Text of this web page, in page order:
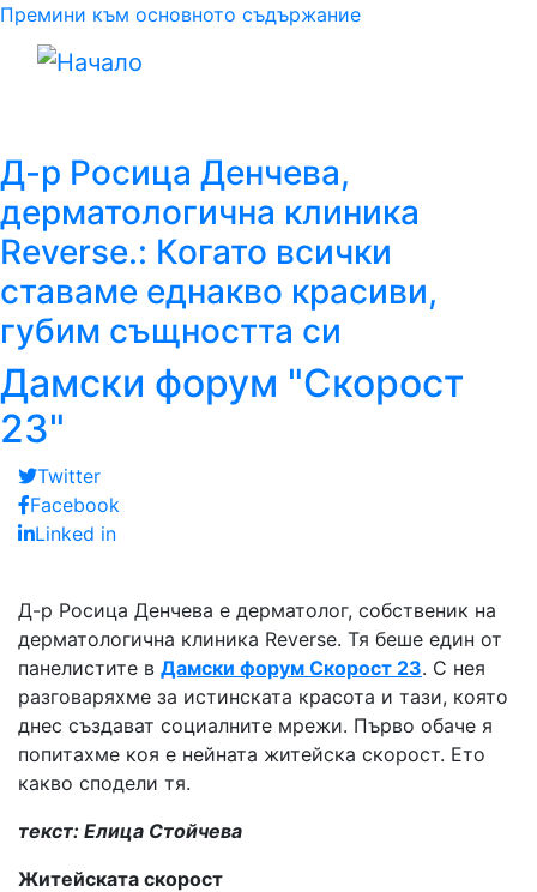
Премини към основното съдържание
Д-р Росица Денчева,
дерматологична клиника
Reverse.: Когато всички
ставаме еднакво красиви,
губим същността си
Дамски форум "Скорост
23"
Twitter
Facebook
Linked in
Д-р Росица Денчева е дерматолог, собственик на
дерматологична клиника Reverse. Тя беше един от
панелистите в Дамски форум Скорост 23. С нея
разговаряхме за истинската красота и тази, която
днес създават социалните мрежи. Първо обаче я
попитахме коя е нейната житейска скорост. Ето
какво сподели тя.
текст: Елица Стойчева
Житейската скорост